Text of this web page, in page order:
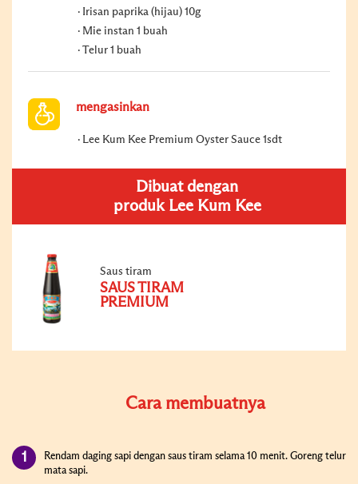
Irisan paprika (hijau) 10g
Mie instan 1 buah
Telur 1 buah
mengasinkan
Lee Kum Kee Premium Oyster Sauce 1sdt
Dibuat dengan
produk Lee Kum Kee
Saus tiram
SAUS TIRAM
PREMIUM
Cara membuatnya
Rendam daging sapi dengan saus tiram selama 10 menit. Goreng telur
mata sapi.